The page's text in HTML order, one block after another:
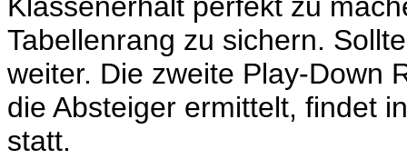
Klassenerhalt perfekt zu
Tabellenrang zu sichern.
weiter. Die zweite Play-Down
die Absteiger ermittelt, findet
statt.